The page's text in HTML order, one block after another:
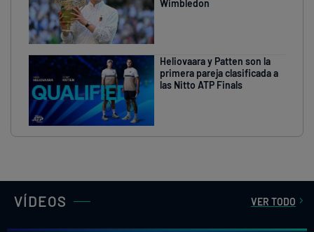
Wimbledon
Heliovaara y Patten son la
primera pareja clasificada a
las Nitto ATP Finals
VÍDEOS VER TODO